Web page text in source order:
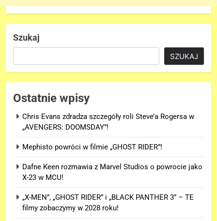
Szukaj
SZUKAJ
Ostatnie wpisy
Chris Evans zdradza szczegóły roli Steve’a Rogersa w
„AVENGERS: DOOMSDAY”!
Mephisto powróci w filmie „GHOST RIDER”!
Dafne Keen rozmawia z Marvel Studios o powrocie jako
X-23 w MCU!
„X-MEN”, „GHOST RIDER” i „BLACK PANTHER 3” – TE
filmy zobaczymy w 2028 roku!